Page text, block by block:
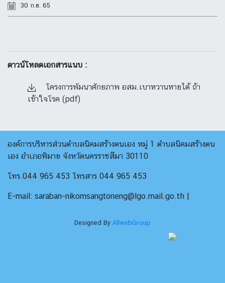
30 ก.ย. 65
ดาวน์โหลดเอกสารแนบ :
โครงการพัมนาศักยภาพ อสม.เบาหวานหายได้ ถ้า
เข้าใจโรค (pdf)
องค์การบริหารส่วนตำบลนิคมสร้างตนเอง หมู่ 1 ตำบลนิคมสร้างตน
เอง อำเภอพิมาย จังหวัดนครราชสีมา 30110
โทร.044 965 453 โทรสาร 044 965 453
E-mail: saraban-nikomsangtoneng@lgo.mail.go.th |
Designed By AllwebGroup